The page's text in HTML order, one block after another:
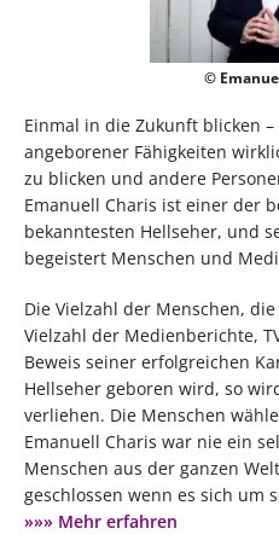
©
Einmal in die Zukunft blicken
angeborener Fähigkeiten
zu blicken und andere
Emanuell Charis ist einer der
bekanntesten Hellseher, und
begeistert Menschen und
Die Vielzahl der Menschen,
Vielzahl der Medienberichte,
Beweis seiner erfolgreichen
Hellseher geboren wird, so
verliehen. Die Menschen
Emanuell Charis war nie ein
Menschen aus der ganzen
geschlossen wenn es sich um
»»» Mehr erfahren